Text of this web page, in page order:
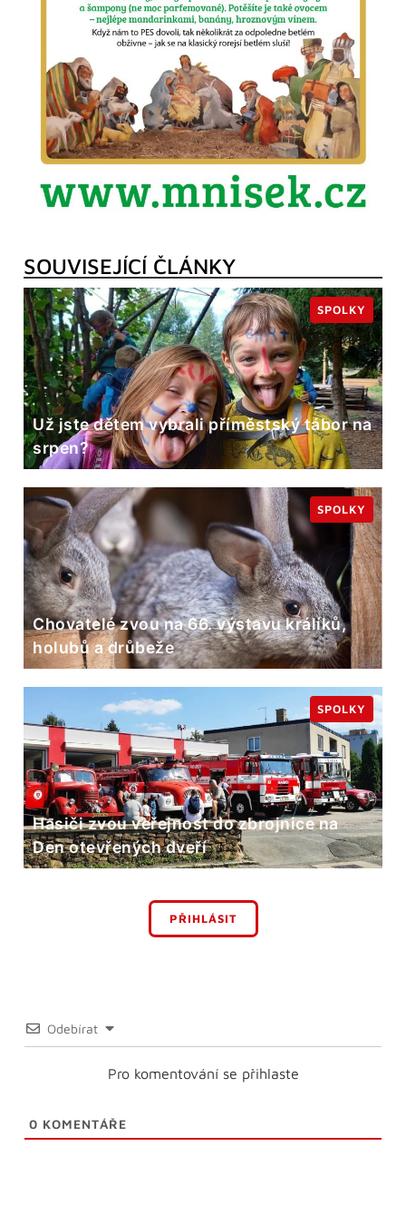
SOUVISEJÍCÍ ČLÁNKY
Už jste dětem vybrali příměstský tábor na
srpen?
SPOLKY
Chovatelé zvou na 66. výstavu králíků,
holubů a drůbeže
SPOLKY
Hasiči zvou veřejnost do zbrojnice na
Den otevřených dveří
SPOLKY
PŘIHLÁSIT
Odebírat
Pro komentování se přihlaste
0 KOMENTÁŘE